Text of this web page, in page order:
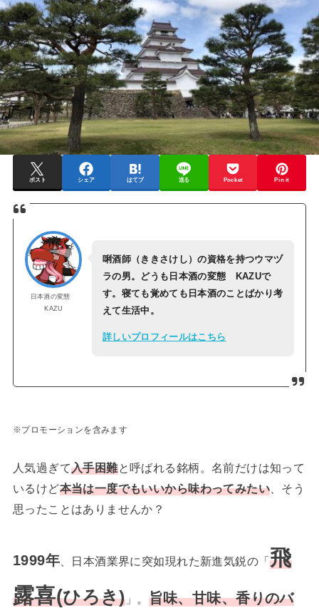
ポスト シェア はてブ 送る Pocket Pin it
日本酒の変態
KAZU
唎酒師（ききさけし）の資格を持つウマヅ
ラの男。どうも日本酒の変態 KAZUで
す。寝ても覚めても日本酒のことばかり考
えて生活中。
詳しいプロフィールはこちら
※プロモーションを含みます
人気過ぎて入手困難と呼ばれる銘柄。名前だけは知って
いるけど本当は一度でもいいから味わってみたい、そう
思ったことはありませんか？
1999年、日本酒業界に突如現れた新進気鋭の「飛
露喜(ひろき)」。 旨味、甘味、香りのバ